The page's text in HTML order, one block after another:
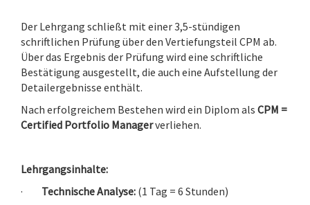
Der Lehrgang schließt mit einer 3,5-stündigen
schriftlichen Prüfung über den Vertiefungsteil CPM ab.
Über das Ergebnis der Prüfung wird eine schriftliche
Bestätigung ausgestellt, die auch eine Aufstellung der
Detailergebnisse enthält.
Nach erfolgreichem Bestehen wird ein Diplom als CPM =
Certified Portfolio Managerverliehen.
Lehrgangsinhalte:
· Technische Analyse: (1 Tag = 6 Stunden)